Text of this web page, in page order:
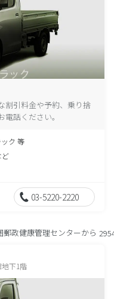
割引料金や予約、乗り捨
話ください。
ク 等
ど
03-5220-2220
政健康管理センターから
下1階